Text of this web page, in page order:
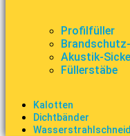
Profilfüller
Akustik-
Füllerstäbe
Kalotten
Dichtbänder